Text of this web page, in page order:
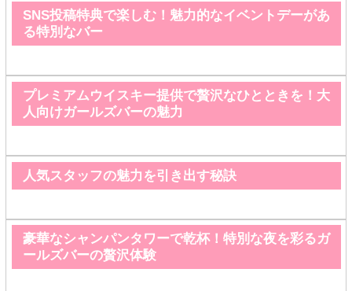
SNS投稿特典で楽しむ！魅力的なイベントデーがあ
る特別なバー
プレミアムウイスキー提供で贅沢なひとときを！大
人向けガールズバーの魅力
人気スタッフの魅力を引き出す秘訣
豪華なシャンパンタワーで乾杯！特別な夜を彩るガ
ールズバーの贅沢体験